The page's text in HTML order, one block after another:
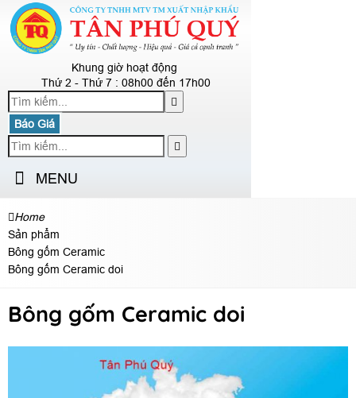
Khung giờ hoạt động
Thứ 2 - Thứ 7 : 08h00 đến 17h00
Báo Giá
MENU
Home
Sản phẩm
Bông gốm Ceramic
Bông gốm Ceramic doi
Bông gốm Ceramic doi